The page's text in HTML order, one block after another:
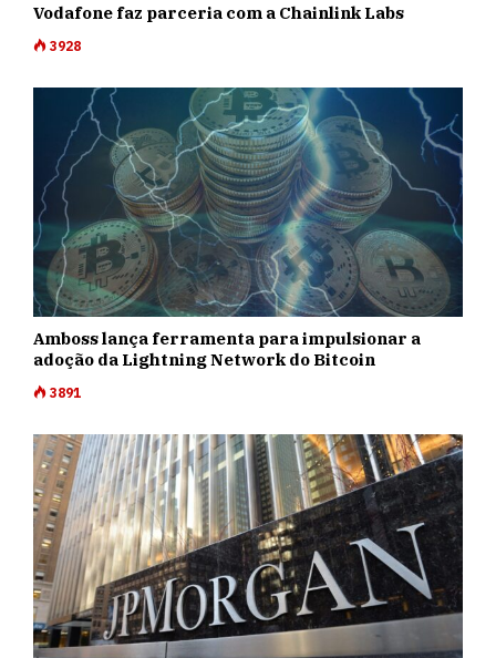
Vodafone faz parceria com a Chainlink Labs
3928
Amboss lança ferramenta para impulsionar a
adoção da Lightning Network do Bitcoin
3891